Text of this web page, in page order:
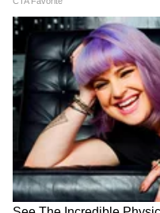
यातलं 'कम्फर्टेक'
सस्पेन्शनमुळे खडबडीत
होतो. थकवा जाणवत
4
7